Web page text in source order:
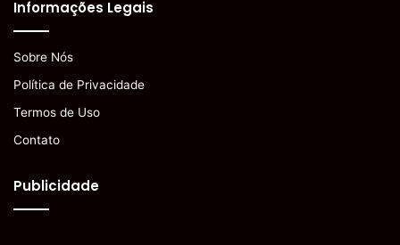
Informações Legais
Sobre Nós
Política de Privacidade
Termos de Uso
Contato
Publicidade